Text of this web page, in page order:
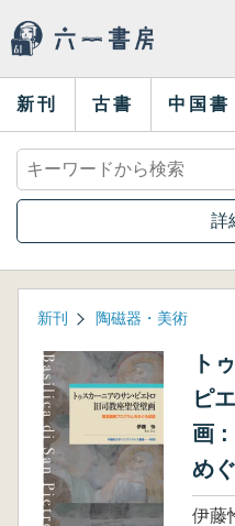
新刊 古書 中国書
詳
新刊 陶磁器・美術
ト
ピ
画 :
め
伊藤